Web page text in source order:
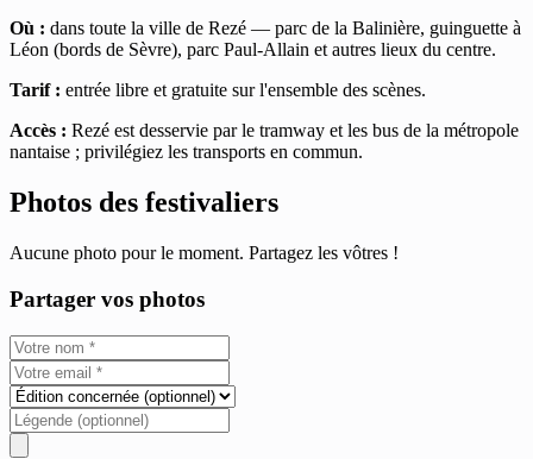
Où : dans toute la ville de Rezé — parc de la Balinière, guinguette à
Léon (bords de Sèvre), parc Paul-Allain et autres lieux du centre.
Tarif : entrée libre et gratuite sur l'ensemble des scènes.
Accès : Rezé est desservie par le tramway et les bus de la métropole
nantaise ; privilégiez les transports en commun.
Photos des festivaliers
Aucune photo pour le moment. Partagez les vôtres !
Partager vos photos